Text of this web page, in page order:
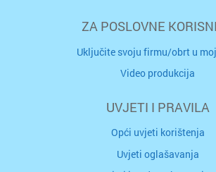
ZA POSLOVNE
Uključite svoju firmu/obrt u
Video produkcija
UVJETI I PRAVILA
Opći uvjeti korištenja
Uvjeti oglašavanja